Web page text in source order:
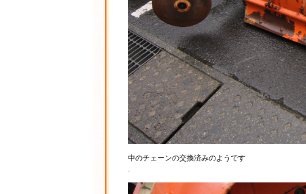
中のチェーンの交換済みのようです